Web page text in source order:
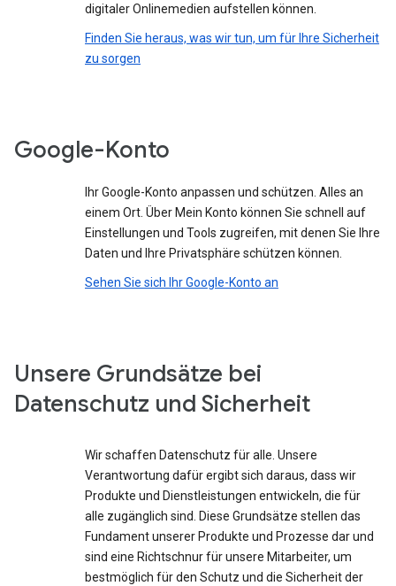
digitaler Onlinemedien aufstellen können.
Finden Sie heraus, was wir tun, um für Ihre Sicherheit
zu sorgen
Google-Konto
Ihr Google-Konto anpassen und schützen. Alles an
einem Ort. Über Mein Konto können Sie schnell auf
Einstellungen und Tools zugreifen, mit denen Sie Ihre
Daten und Ihre Privatsphäre schützen können.
Sehen Sie sich Ihr Google-Konto an
Unsere Grundsätze bei
Datenschutz und Sicherheit
Wir schaffen Datenschutz für alle. Unsere
Verantwortung dafür ergibt sich daraus, dass wir
Produkte und Dienstleistungen entwickeln, die für
alle zugänglich sind. Diese Grundsätze stellen das
Fundament unserer Produkte und Prozesse dar und
sind eine Richtschnur für unsere Mitarbeiter, um
bestmöglich für den Schutz und die Sicherheit der